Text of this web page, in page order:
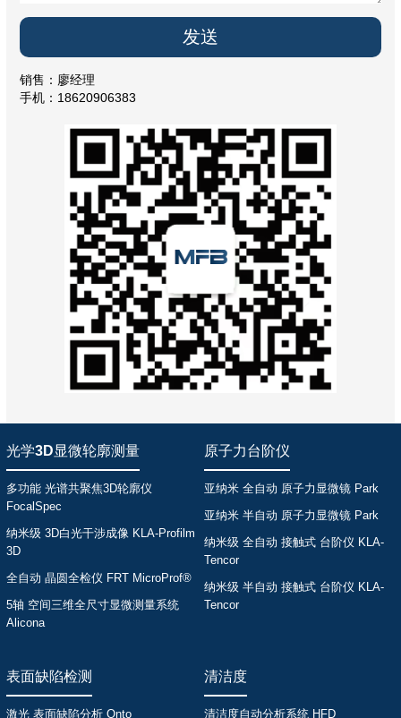
销售：廖经理
手机：18620906383
光学3D显微轮廓测量
多功能 光谱共聚焦3D轮廓仪
FocalSpec
纳米级 3D白光干涉成像 KLA-Profilm
3D
全自动 晶圆全检仪 FRT MicroProf®
5轴 空间三维全尺寸显微测量系统
Alicona
原子力台阶仪
亚纳米 全自动 原子力显微镜 Park
亚纳米 半自动 原子力显微镜 Park
纳米级 全自动 接触式 台阶仪 KLA-
Tencor
纳米级 半自动 接触式 台阶仪 KLA-
Tencor
表面缺陷检测
激光 表面缺陷分析 Onto
清洁度
清洁度自动分析系统 HFD